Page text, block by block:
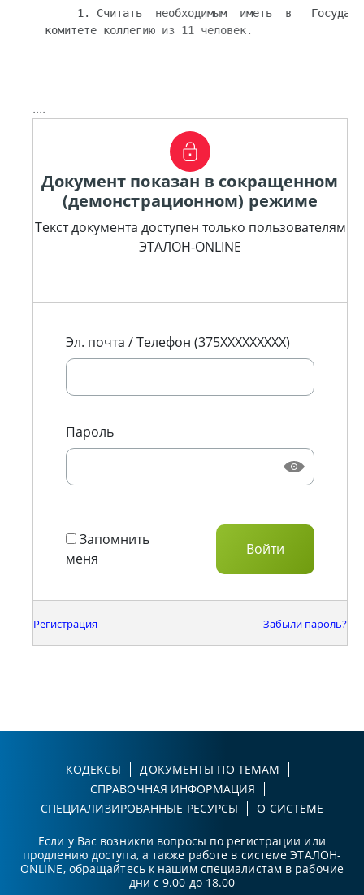
1. Считать  необходимым  иметь  в
комитете коллегию из 11 человек.
....
Документ показан в сокращенном
(демонстрационном) режиме
Текст документа доступен только пользователям
ЭТАЛОН-ONLINE
Эл. почта / Телефон (375XXXXXXXXX)
Пароль
Запомнить
меня
Регистрация Забыли пароль?
КОДЕКСЫ
ДОКУМЕНТЫ ПО ТЕМАМ
СПРАВОЧНАЯ ИНФОРМАЦИЯ
СПЕЦИАЛИЗИРОВАННЫЕ РЕСУРСЫ
О СИСТЕМЕ
Если у Вас возникли вопросы по регистрации или
продлению доступа, а также работе в системе ЭТАЛОН-
ONLINE, обращайтесь к нашим специалистам в рабочие
дни с 9.00 до 18.00